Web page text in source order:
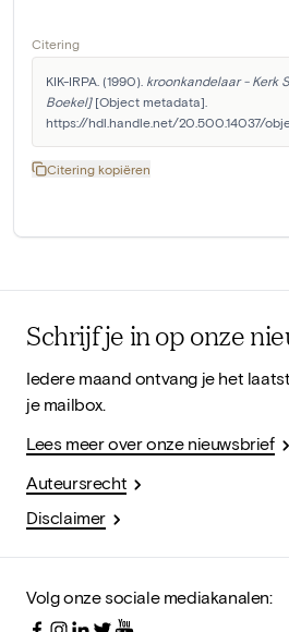
Citering
KIK-IRPA. (1990). kroonkandelaar - Kerk
Boekel] [Object metadata].
https://hdl.handle.net/20.500.14037/
Citering kopiëren
Schrijf je in op onze
Iedere maand ontvang je het
je mailbox.
Lees meer over onze nieuwsbrief
Auteursrecht
Disclaimer
Volg onze sociale mediakanalen: